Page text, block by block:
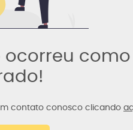
ocorreu como
contato conosco clicando